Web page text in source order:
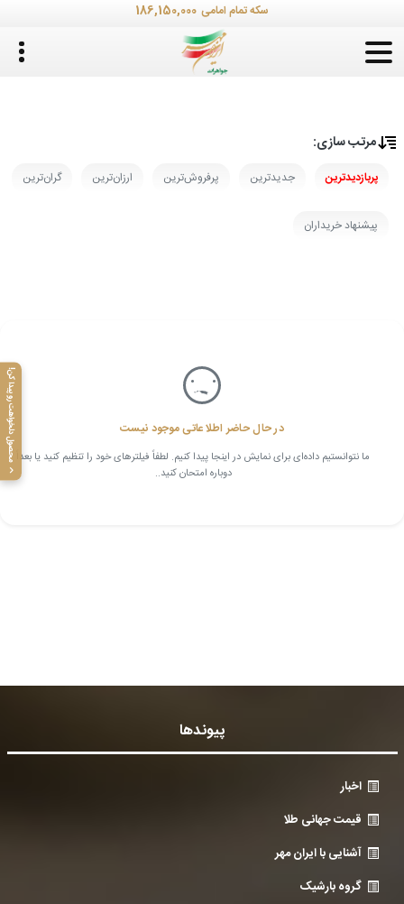
سکه تمام امامی 186,150,000
مرتب‌ سازی:
پربازدیدترین جدیدترین پرفروش‌ترین ارزان‌ترین گران‌ترین
پیشنهاد خریداران
در حال حاضر اطلاعاتی موجود نیست
ما نتوانستیم داده‌ای برای نمایش در اینجا پیدا کنیم. لطفاً فیلترهای خود را تنظیم کنید یا بعداً
دوباره امتحان کنید..
محصول دلخواهت رو پیدا کن!
پیوندها
اخبار
قیمت جهانی طلا
آشنایی با ایران مهر
گروه بارشیک